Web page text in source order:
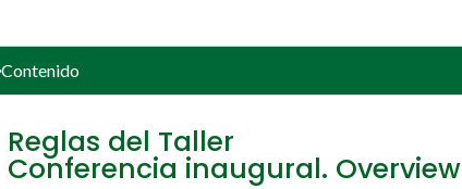
Contenido
Reglas del Taller
Conferencia inaugural. Overview